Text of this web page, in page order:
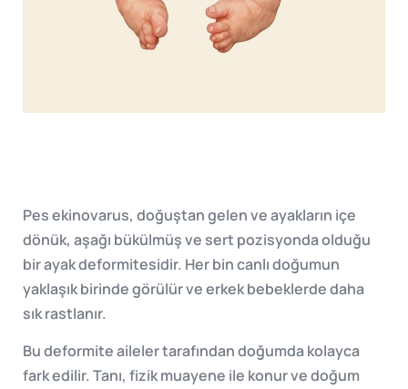
Pes ekinovarus, doğuştan gelen ve ayakların içe
dönük, aşağı bükülmüş ve sert pozisyonda olduğu
bir ayak deformitesidir. Her bin canlı doğumun
yaklaşık birinde görülür ve erkek bebeklerde daha
sık rastlanır.
Bu deformite aileler tarafından doğumda kolayca
fark edilir. Tanı, fizik muayene ile konur ve doğum